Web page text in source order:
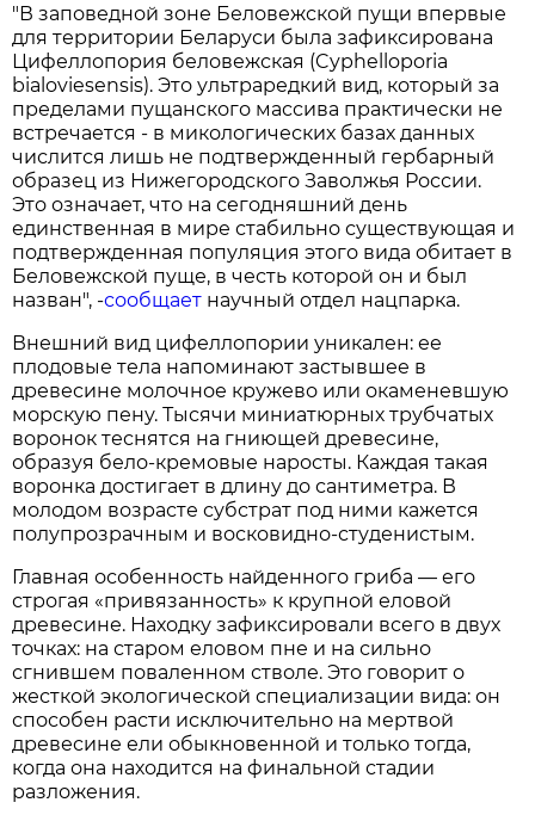
"В заповедной зоне Беловежской пущи впервые
для территории Беларуси была зафиксирована
Цифеллопория беловежская (Cyphelloporia
bialoviesensis). Это ультраредкий вид, который за
пределами пущанского массива практически не
встречается - в микологических базах данных
числится лишь не подтвержденный гербарный
образец из Нижегородского Заволжья России.
Это означает, что на сегодняшний день
единственная в мире стабильно существующая и
подтвержденная популяция этого вида обитает в
Беловежской пуще, в честь которой он и был
назван", -сообщает научный отдел нацпарка.
Внешний вид цифеллопории уникален: ее
плодовые тела напоминают застывшее в
древесине молочное кружево или окаменевшую
морскую пену. Тысячи миниатюрных трубчатых
воронок теснятся на гниющей древесине,
образуя бело-кремовые наросты. Каждая такая
воронка достигает в длину до сантиметра. В
молодом возрасте субстрат под ними кажется
полупрозрачным и восковидно-студенистым.
Главная особенность найденного гриба — его
строгая «привязанность» к крупной еловой
древесине. Находку зафиксировали всего в двух
точках: на старом еловом пне и на сильно
сгнившем поваленном стволе. Это говорит о
жесткой экологической специализации вида: он
способен расти исключительно на мертвой
древесине ели обыкновенной и только тогда,
когда она находится на финальной стадии
разложения.